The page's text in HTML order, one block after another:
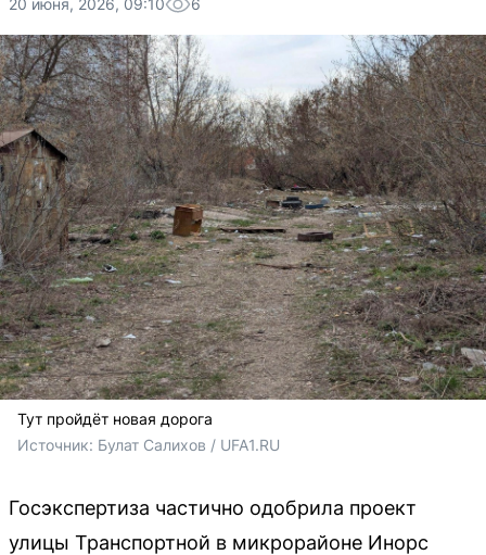
20 июня, 2026, 09:10 6
Тут пройдёт новая дорога
Источник: Булат Салихов / UFA1.RU
Госэкспертиза частично одобрила проект
улицы Транспортной в микрорайоне Инорс